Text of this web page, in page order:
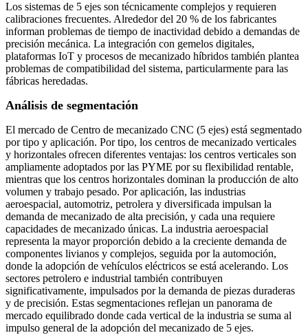
Los sistemas de 5 ejes son técnicamente complejos y requieren
calibraciones frecuentes. Alrededor del 20 % de los fabricantes
informan problemas de tiempo de inactividad debido a demandas de
precisión mecánica. La integración con gemelos digitales,
plataformas IoT y procesos de mecanizado híbridos también plantea
problemas de compatibilidad del sistema, particularmente para las
fábricas heredadas.
Análisis de segmentación
El mercado de Centro de mecanizado CNC (5 ejes) está segmentado
por tipo y aplicación. Por tipo, los centros de mecanizado verticales
y horizontales ofrecen diferentes ventajas: los centros verticales son
ampliamente adoptados por las PYME por su flexibilidad rentable,
mientras que los centros horizontales dominan la producción de alto
volumen y trabajo pesado. Por aplicación, las industrias
aeroespacial, automotriz, petrolera y diversificada impulsan la
demanda de mecanizado de alta precisión, y cada una requiere
capacidades de mecanizado únicas. La industria aeroespacial
representa la mayor proporción debido a la creciente demanda de
componentes livianos y complejos, seguida por la automoción,
donde la adopción de vehículos eléctricos se está acelerando. Los
sectores petrolero e industrial también contribuyen
significativamente, impulsados ​​por la demanda de piezas duraderas
y de precisión. Estas segmentaciones reflejan un panorama de
mercado equilibrado donde cada vertical de la industria se suma al
impulso general de la adopción del mecanizado de 5 ejes.